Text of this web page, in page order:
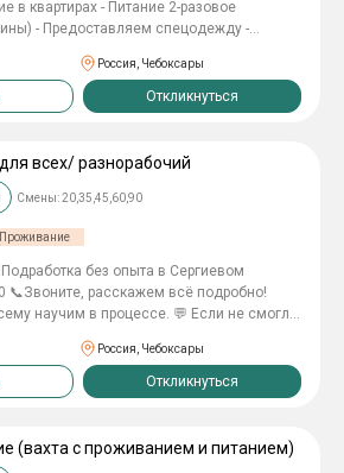
в квартирах - Питание 2-разовое
- Предоставляем спецодежду -
по ТК РФ. - Вахта 60/30, график
вместе строить новое жилье!
Россия, Чебоксары
Откликнуться
всех/ разнорабочий
Смены:20,35,45,60,90
Проживание
без опыта в Сергиевом
в процессе. 💬 Если не cмогли
💸💸ПРОЕЗД ИЗ
ПРОЕЗДА
✅ Опыт работы не нужен; ✅
Простые обязанности — без перегрузов ✅
Россия, Чебоксары
Откликнуться
(вахта с проживанием и питанием)